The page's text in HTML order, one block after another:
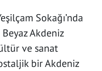
Sokağı’nda
Akdeniz
ve sanat
bir Akdeniz